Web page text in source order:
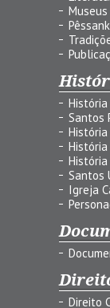
História
Santos
História
Santos
Igreja
Direito